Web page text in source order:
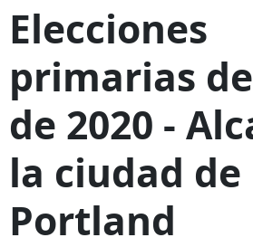
Elecciones
primarias
de 2020 -
la ciudad de
Portland